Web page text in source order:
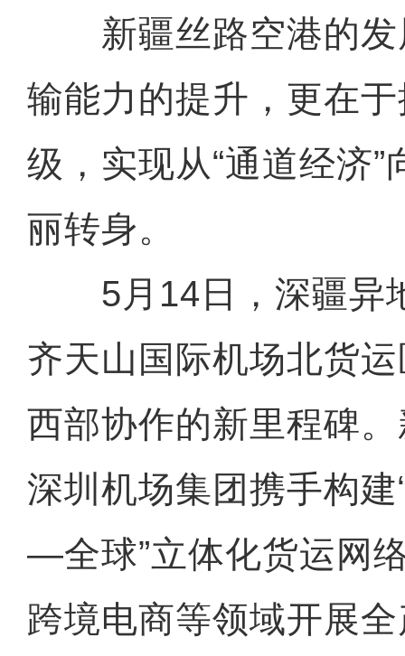
新疆丝路空港的发
输能力的提升，更在
级，实现从“通道经济”
丽转身。
5月14日，深疆异
齐天山国际机场北货
西部协作的新里程碑
深圳机场集团携手构
—全球”立体化货运网
跨境电商等领域开展